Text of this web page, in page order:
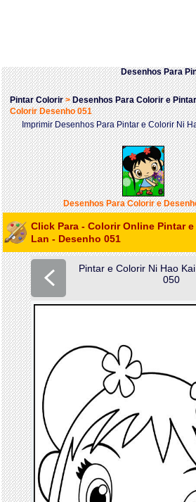
Desenhos Para
Pintar Colorir>Desenhos Para Colorir e Pintar
Colorir Desenho 051
Imprimir Desenhos Para Pintar e Colorir Ni
Desenhos Para Colorir e
Click Para - Colorir Online Pintar
Lan - Desenho 051
Pintar e Colorir Ni Hao
050